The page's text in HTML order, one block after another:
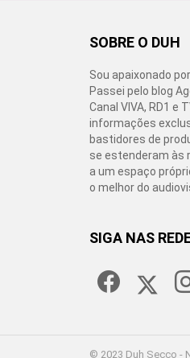
SOBRE O DUH
Sou apaixonado
Passei pelo blog
Canal VIVA, RD1 e
informações
bastidores de
se estenderam às
a um espaço
o melhor do
SIGA NAS
© 2023 Duh Secco -